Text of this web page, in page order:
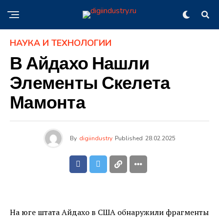
НАУКА И ТЕХНОЛОГИИ
В Айдахо Нашли
Элементы Скелета
Мамонта
By digiindustry Published 28.02.2025
На юге штата Айдахо в США обнаружили фрагменты